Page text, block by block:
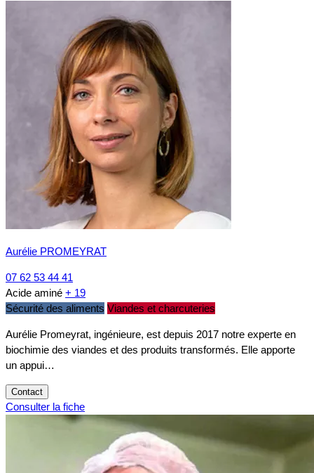
Aurélie PROMEYRAT
07 62 53 44 41
Acide aminé + 19
Sécurité des aliments Viandes et charcuteries
Aurélie Promeyrat, ingénieure, est depuis 2017 notre experte en
biochimie des viandes et des produits transformés. Elle apporte
un appui…
Contact
Consulter la fiche